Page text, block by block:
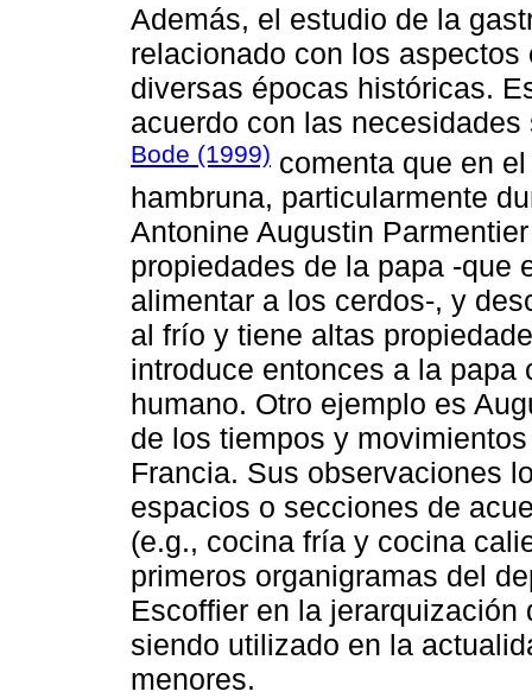
Además, el estudio de la
relacionado con los
diversas épocas históricas.
acuerdo con las
Bode (1999) comenta que en
hambruna, particularmente
Antonine Augustin
propiedades de la papa -que
alimentar a los cerdos-, y
al frío y tiene altas
introduce entonces a la
humano. Otro ejemplo es
de los tiempos y
Francia. Sus observaciones
espacios o secciones de
(e.g., cocina fría y cocina
primeros organigramas del
Escoffier en la
siendo utilizado en la
menores.